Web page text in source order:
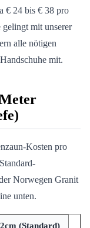
€ 24 bis € 38 pro
gelingt mit unserer
alle nötigen
mit.
Kosten pro
Norwegen Granit
unten.
(Standard)